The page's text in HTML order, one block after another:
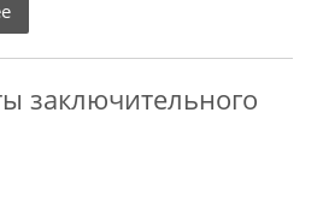
заключительного